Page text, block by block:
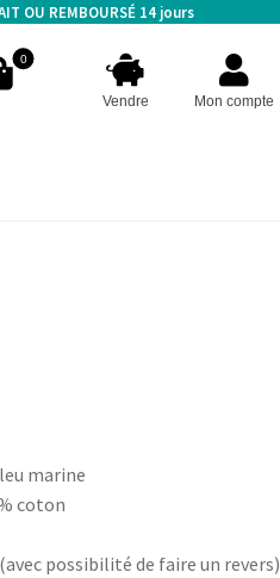
OU REMBOURSÉ 14 jours
0
Vendre Mon compte
marine
coton
possibilité de faire un revers)